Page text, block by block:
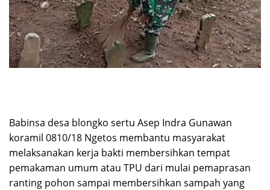
Babinsa desa blongko sertu Asep Indra Gunawan
koramil 0810/18 Ngetos membantu masyarakat
melaksanakan kerja bakti membersihkan tempat
pemakaman umum atau TPU dari mulai pemaprasan
ranting pohon sampai membersihkan sampah yang